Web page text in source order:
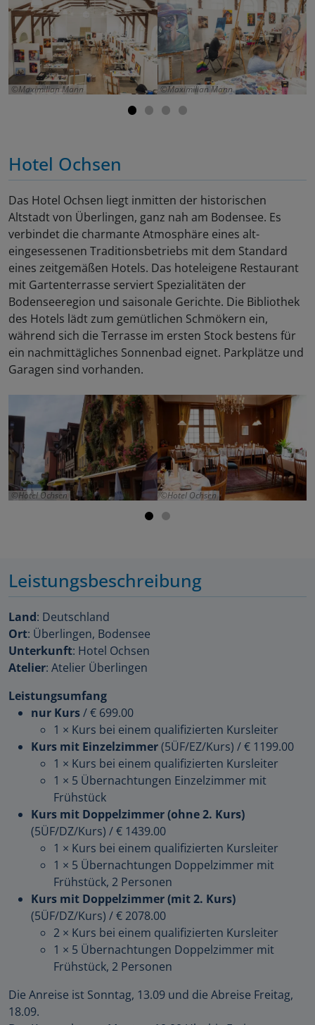
Maximilian Mann Maximilian Mann
Hotel Ochsen
Das Hotel Ochsen liegt inmitten der historischen
Altstadt von Überlingen, ganz nah am Bodensee. Es
verbindet die charmante Atmosphäre eines alt-
eingesessenen Traditionsbetriebs mit dem Standard
eines zeitgemäßen Hotels. Das hoteleigene Restaurant
mit Gartenterrasse serviert Spezialitäten der
Bodenseeregion und saisonale Gerichte. Die Bibliothek
des Hotels lädt zum gemütlichen Schmökern ein,
während sich die Terrasse im ersten Stock bestens für
ein nachmittägliches Sonnenbad eignet. Parkplätze und
Garagen sind vorhanden.
Hotel Ochsen Hotel Ochsen
Leistungsbeschreibung
Land: Deutschland
Ort: Überlingen, Bodensee
Unterkunft: Hotel Ochsen
Atelier: Atelier Überlingen
Leistungsumfang
nur Kurs/€ 699.00
1 × Kurs bei einem qualifizierten Kursleiter
Kurs mit Einzelzimmer(5ÜF/EZ/Kurs) /€ 1199.00
1 × Kurs bei einem qualifizierten Kursleiter
1 × 5 Übernachtungen Einzelzimmer mit
Frühstück
Kurs mit Doppelzimmer (ohne 2. Kurs)
(5ÜF/DZ/Kurs) /€ 1439.00
1 × Kurs bei einem qualifizierten Kursleiter
1 × 5 Übernachtungen Doppelzimmer mit
Frühstück, 2 Personen
Kurs mit Doppelzimmer (mit 2. Kurs)
(5ÜF/DZ/Kurs) /€ 2078.00
2 × Kurs bei einem qualifizierten Kursleiter
1 × 5 Übernachtungen Doppelzimmer mit
Frühstück, 2 Personen
Die Anreise ist Sonntag, 13.09 und die Abreise Freitag,
18.09.